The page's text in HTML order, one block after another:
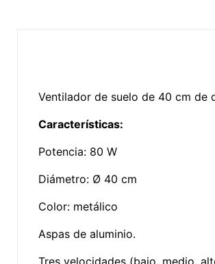
Ventilador de suelo de 40 cm de
Características:
Potencia: 80 W
Diámetro: Ø 40 cm
Color: metálico
Aspas de aluminio.